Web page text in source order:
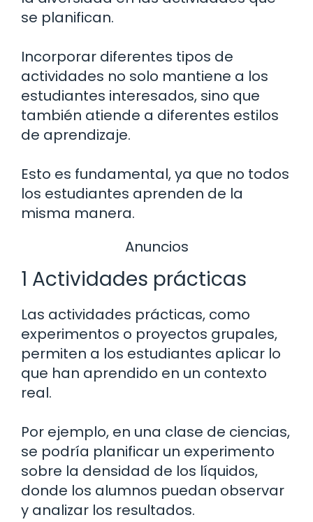
se planifican.
Incorporar diferentes tipos de
actividades no solo mantiene a los
estudiantes interesados, sino que
también atiende a diferentes estilos
de aprendizaje.
Esto es fundamental, ya que no todos
los estudiantes aprenden de la
misma manera.
Anuncios
1 Actividades prácticas
Las actividades prácticas, como
experimentos o proyectos grupales,
permiten a los estudiantes aplicar lo
que han aprendido en un contexto
real.
Por ejemplo, en una clase de ciencias,
se podría planificar un experimento
sobre la densidad de los líquidos,
donde los alumnos puedan observar
y analizar los resultados.